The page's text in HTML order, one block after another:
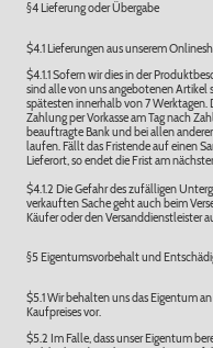
§4 Lieferung oder Übergabe
$4.1 Lieferungen aus unserem
$4.1.1 Sofern wir dies in der
sind alle von uns angebotenen Artikel
spätesten innerhalb von 7 Werktagen.
Zahlung per Vorkasse am Tag nach
beauftragte Bank und bei allen
laufen. Fällt das Fristende auf einen
Lieferort, so endet die Frist am
$4.1.2 Die Gefahr des zufälligen
verkauften Sache geht auch beim
Käufer oder den Versanddienstleister
§5 Eigentumsvorbehalt und
$5.1 Wir behalten uns das Eigentum
Kaufpreises vor.
$5.2 Im Falle, dass unser Eigentum